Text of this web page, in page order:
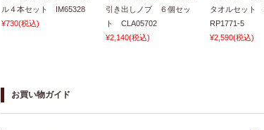
ル４本セット IM65328
¥730(税込)
引き出しノブ ６個セッ
ト CLA05702
¥2,140(税込)
タオルセット
RP1771-5
¥2,590(税込)
お買い物ガイド